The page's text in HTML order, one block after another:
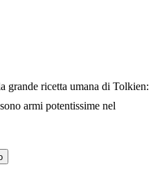
grande ricetta umana di Tolkien:
armi potentissime nel